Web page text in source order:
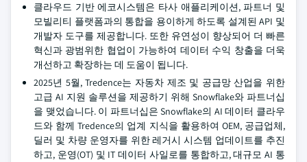
클라우드 기반 에코시스템은 타사 애플리케이션, 파트너 및
모빌리티 플랫폼과의 통합을 용이하게 하도록 설계된 API 및
개발자 도구를 제공합니다. 또한 유연성이 향상되어 더 빠른
혁신과 광범위한 협업이 가능하여 데이터 수익 창출을 더욱
개선하고 확장하는 데 도움이 됩니다.
2025년 5월, Tredence는 자동차 제조 및 공급망 산업을 위한
고급 AI 지원 솔루션을 제공하기 위해 Snowflake와 파트너십
을 맺었습니다. 이 파트너십은 Snowflake의 AI 데이터 클라우
드와 함께 Tredence의 업계 지식을 활용하여 OEM, 공급업체,
딜러 및 차량 운영자를 위한 레거시 시스템 업데이트를 추진
하고, 운영(OT) 및 IT 데이터 사일로를 통합하고, 대규모 AI 통